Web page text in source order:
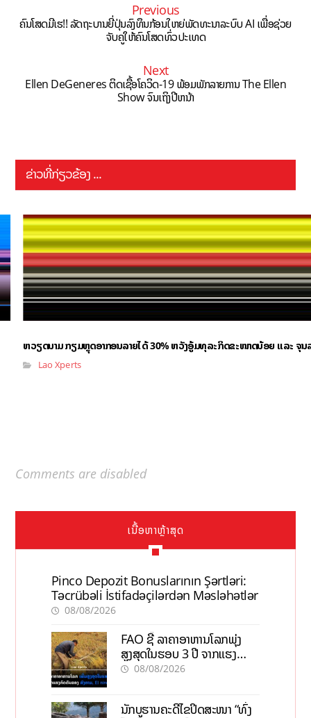
Previous
ຄົນໂສດມີເຮ!! ລັດຖະບານຍີ່ປຸ່ນລົງທຶນກ້ອນໃຫຍ່ພັດທະນາລະບົບ AI ເພື່ອຊ່ວຍ
ຈັບຄູ່ໃຫ້ຄົນໂສດທົ່ວປະເທດ
Next
Ellen DeGeneres ຕິດເຊື້ອໂຄວິດ-19 ພ້ອມພັກລາຍການ The Ellen
Show ຈົນເຖິງປີຫນ້າ
ຂ່າວທີ່ກ່ຽວຂ້ອງ ...
ຫວຽດນາມ ກຽມຫຼຸດອາກອນລາຍໄດ້ 30% ຫວັງອູ້ມທຸລະກິດຂະໜາດນ້ອຍ ແລະ ຈຸນ
Lao Xperts
Comments are disabled
ເນື້ອຫາຫຼ້າສຸດ
Pinco Depozit Bonuslarının Şərtləri:
Təcrübəli İstifadəçilərdən Məsləhətlər
08/08/2026
FAO ຊີ້ ລາຄາອາຫານໂລກພຸ່ງ
ສູງສຸດໃນຮອບ 3 ປີ ຈາກແຮງ
ກົດດັນຂອງສົງຄາມ, El nino
08/08/2026
ນັກບູຮານຄະດີໄຂປິດສະໜາ “ທົ່ງ